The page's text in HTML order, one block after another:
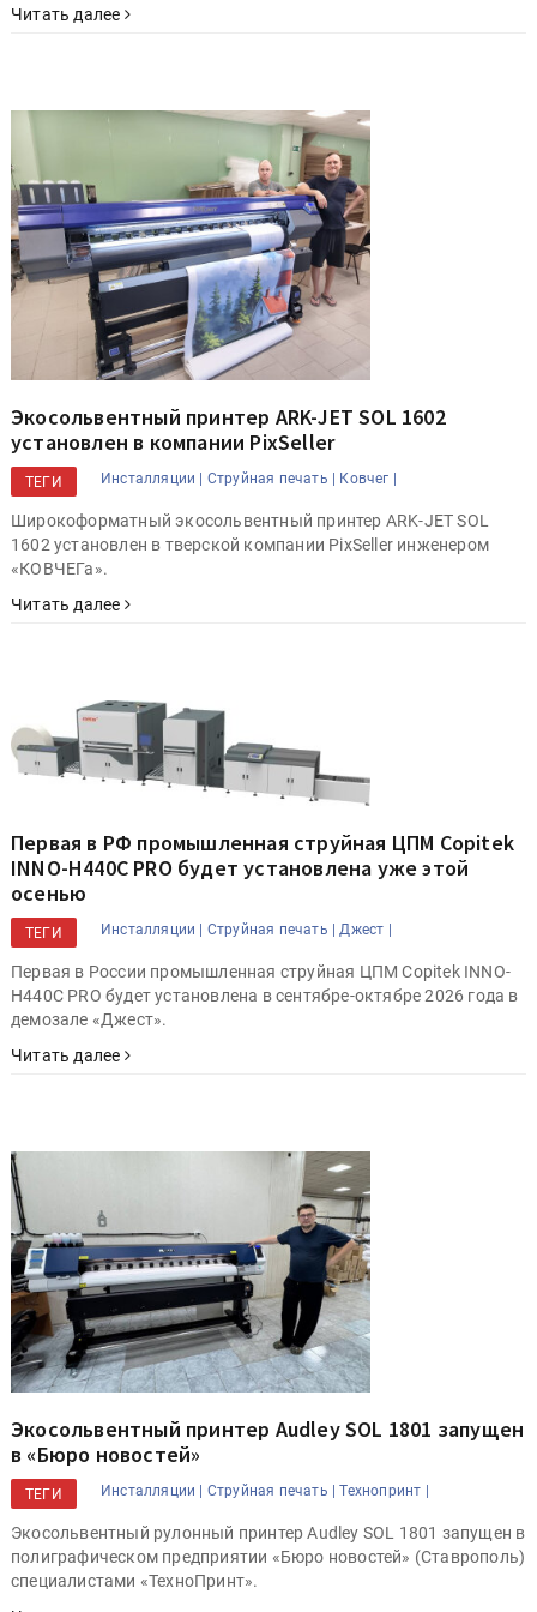
Читать далее
Экосольвентный принтер ARK-JET SOL 1602
установлен в компании PixSeller
ТЕГИ Инсталляции | Струйная печать | Ковчег |
Широкоформатный экосольвентный принтер ARK-JET SOL
1602 установлен в тверской компании PixSeller инженером
«КОВЧЕГа».
Читать далее
Первая в РФ промышленная струйная ЦПМ Copitek
INNO-H440C PRO будет установлена уже этой
осенью
ТЕГИ Инсталляции | Струйная печать | Джест |
Первая в России промышленная струйная ЦПМ Copitek INNO-
H440C PRO будет установлена в сентябре-октябре 2026 года в
демозале «Джест».
Читать далее
Экосольвентный принтер Audley SOL 1801 запущен
в «Бюро новостей»
ТЕГИ Инсталляции | Струйная печать | Технопринт |
Экосольвентный рулонный принтер Audley SOL 1801 запущен в
полиграфическом предприятии «Бюро новостей» (Ставрополь)
специалистами «ТехноПринт».